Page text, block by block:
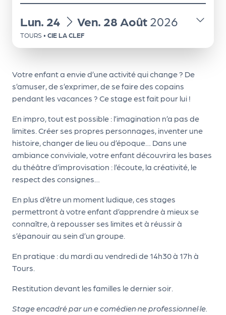
du
Lun. 24 au
Ven. 28 Août 2026
TOURS • CIE LA CLEF
Votre enfant a envie d’une activité qui change ? De
s’amuser, de s’exprimer, de se faire des copains
pendant les vacances ? Ce stage est fait pour lui !
En impro, tout est possible : l’imagination n’a pas de
limites. Créer ses propres personnages, inventer une
histoire, changer de lieu ou d’époque… Dans une
ambiance conviviale, votre enfant découvrira les bases
du théâtre d’improvisation : l’écoute, la créativité, le
respect des consignes…
En plus d’être un moment ludique, ces stages
permettront à votre enfant d’apprendre à mieux se
connaître, à repousser ses limites et à réussir à
s’épanouir au sein d’un groupe.
En pratique : du mardi au vendredi de 14h30 à 17h à
Tours.
Restitution devant les familles le dernier soir.
Stage encadré par un·e comédien·ne professionnel·le.
L
e
k
d
e
o
r
g
a
i
s
a
t
e
u
r